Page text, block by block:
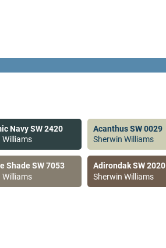
Navy SW 2420
Williams
Acanthus SW 0029
Sherwin Williams
Shade SW 7053
Williams
Adirondak SW 2020
Sherwin Williams